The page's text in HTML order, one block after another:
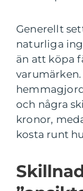
Generellt
naturliga
än att köpa
och några
kronor,
kosta runt